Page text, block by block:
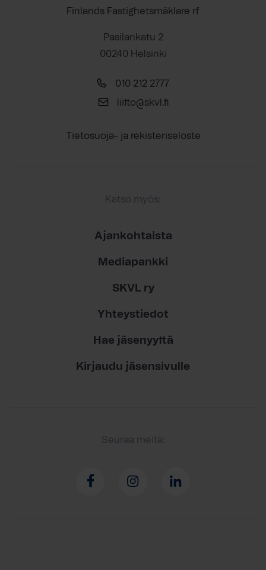
Finlands Fastighetsmäklare rf
Pasilankatu 2
00240 Helsinki
010 212 2777
liitto@skvl.fi
Tietosuoja- ja rekisteriseloste
Katso myös:
Ajankohtaista
Mediapankki
SKVL ry
Yhteystiedot
Hae jäsenyyttä
Kirjaudu jäsensivulle
Seuraa meitä: